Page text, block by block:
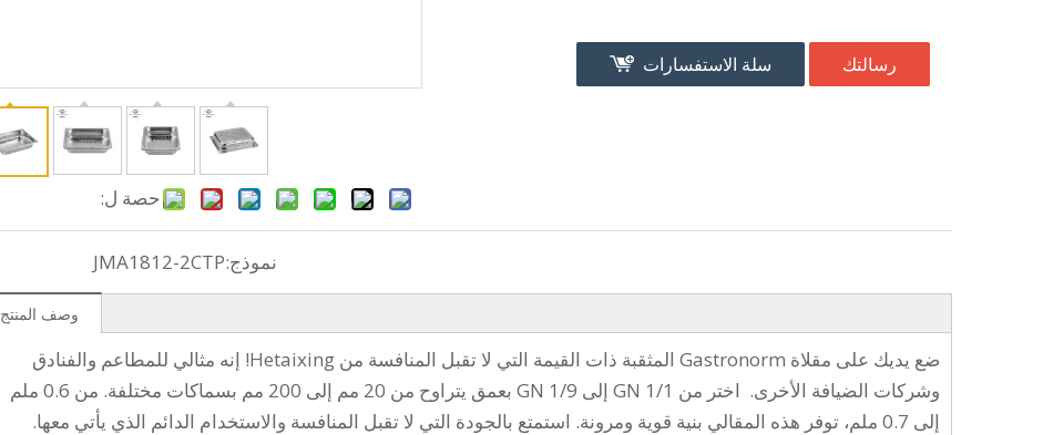
حصة ل:
رسالتك سلة الاستفسارات
نموذج:JMA1812-2CTP
وصف المنتج
ضع يديك على مقلاة Gastronorm المثقبة ذات القيمة التي لا تقبل المنافسة من Hetaixing! إنه مثالي للمطاعم والفنادق
وشركات الضيافة الأخرى. اختر من GN 1/1 إلى GN 1/9 بعمق يتراوح من 20 مم إلى 200 مم بسماكات مختلفة. من 0.6 ملم
إلى 0.7 ملم، توفر هذه المقالي بنية قوية ومرونة. استمتع بالجودة التي لا تقبل المنافسة والاستخدام الدائم الذي يأتي معها.